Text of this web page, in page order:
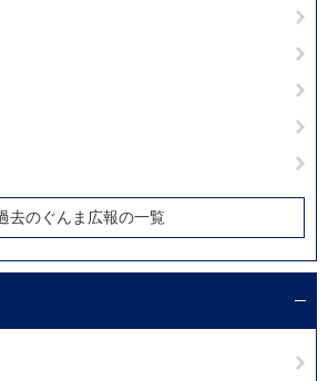
去のぐんま広報の一覧